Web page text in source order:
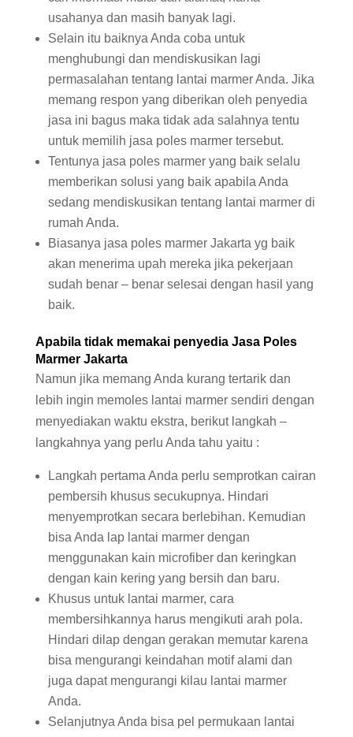
usahanya dan masih banyak lagi.
Selain itu baiknya Anda coba untuk
menghubungi dan mendiskusikan lagi
permasalahan tentang lantai marmer Anda. Jika
memang respon yang diberikan oleh penyedia
jasa ini bagus maka tidak ada salahnya tentu
untuk memilih jasa poles marmer tersebut.
Tentunya jasa poles marmer yang baik selalu
memberikan solusi yang baik apabila Anda
sedang mendiskusikan tentang lantai marmer di
rumah Anda.
Biasanya jasa poles marmer Jakarta yg baik
akan menerima upah mereka jika pekerjaan
sudah benar – benar selesai dengan hasil yang
baik.
Apabila tidak memakai penyedia Jasa Poles
Marmer Jakarta
Namun jika memang Anda kurang tertarik dan
lebih ingin memoles lantai marmer sendiri dengan
menyediakan waktu ekstra, berikut langkah –
langkahnya yang perlu Anda tahu yaitu :
Langkah pertama Anda perlu semprotkan cairan
pembersih khusus secukupnya. Hindari
menyemprotkan secara berlebihan. Kemudian
bisa Anda lap lantai marmer dengan
menggunakan kain microfiber dan keringkan
dengan kain kering yang bersih dan baru.
Khusus untuk lantai marmer, cara
membersihkannya harus mengikuti arah pola.
Hindari dilap dengan gerakan memutar karena
bisa mengurangi keindahan motif alami dan
juga dapat mengurangi kilau lantai marmer
Anda.
Selanjutnya Anda bisa pel permukaan lantai